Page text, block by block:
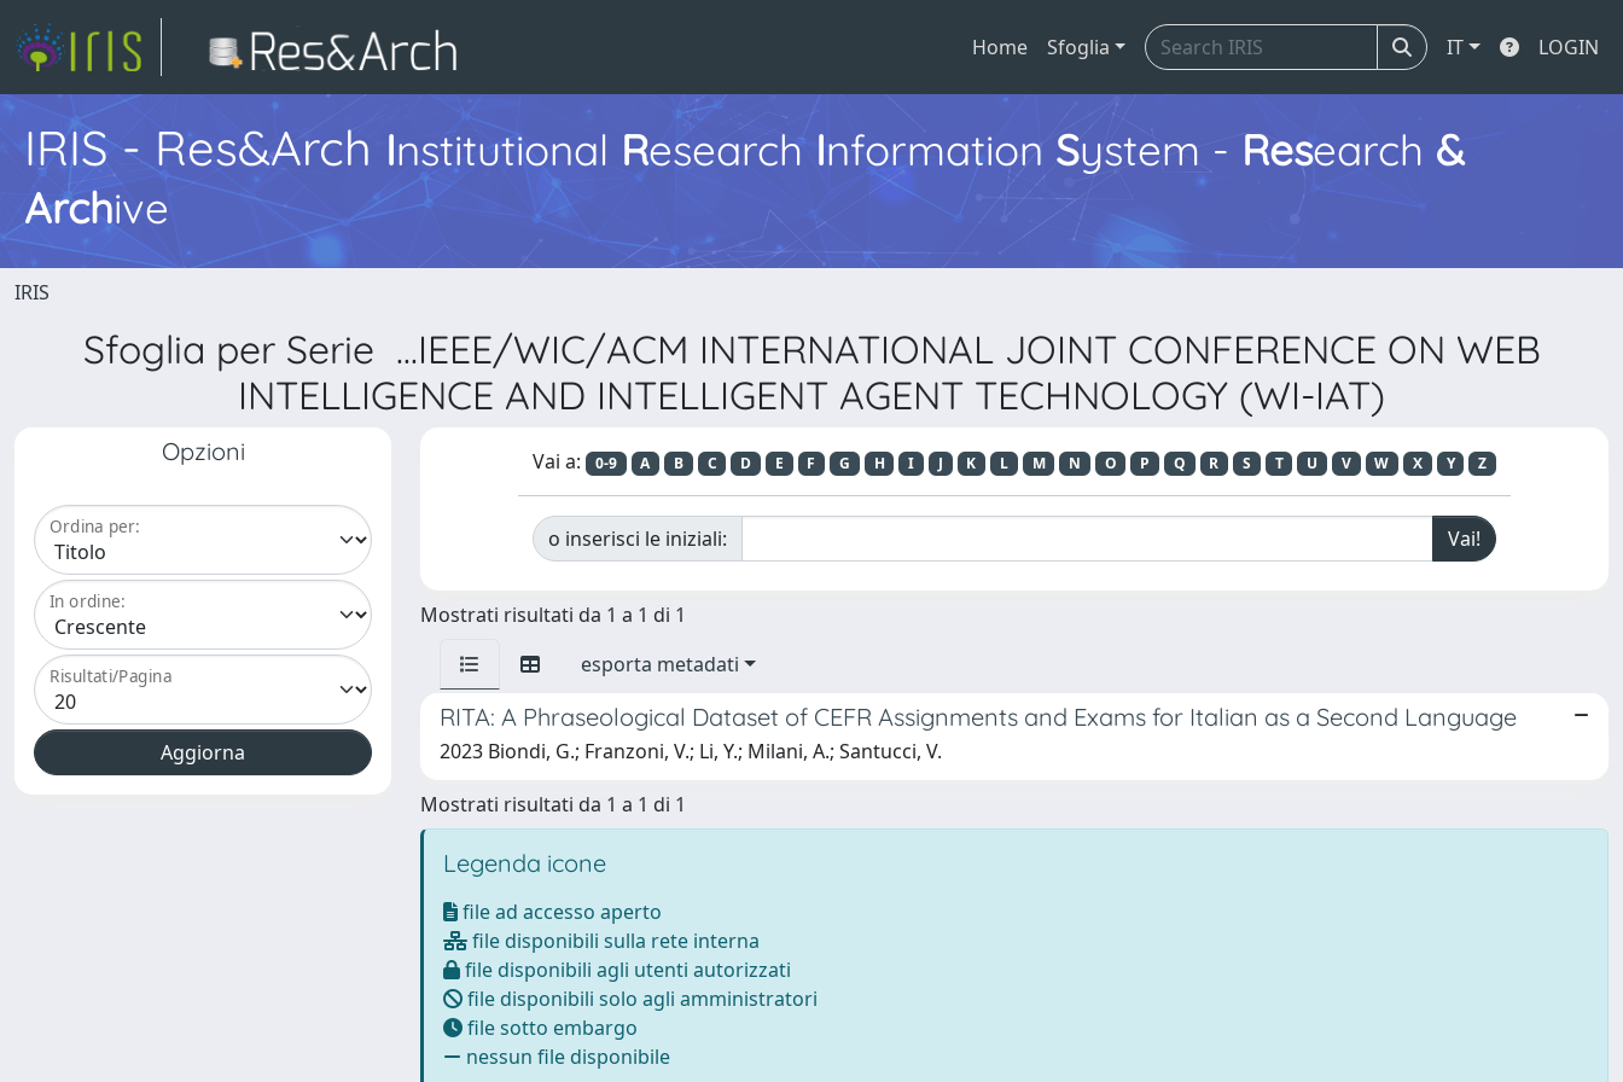
Home Sfoglia IT LOGIN
IRIS - Res&Arch Institutional Research Information System - Research &
Archive
IRIS
Sfoglia per Serie ...IEEE/WIC/ACM INTERNATIONAL JOINT CONFERENCE ON WEB
INTELLIGENCE AND INTELLIGENT AGENT TECHNOLOGY (WI-IAT)
Opzioni
Ordina per:
In ordine:
Risultati/Pagina
Vai a: 0-9 A B C D E F G H I J K L M N O P Q R S T U V W X Y Z
o inserisci le iniziali:
Mostrati risultati da 1 a 1 di 1
esporta metadati
RITA: A Phraseological Dataset of CEFR Assignments and Exams for Italian as a Second Language
2023 Biondi, G.; Franzoni, V.; Li, Y.; Milani, A.; Santucci, V.
Mostrati risultati da 1 a 1 di 1
Legenda icone
file ad accesso aperto
file disponibili sulla rete interna
file disponibili agli utenti autorizzati
file disponibili solo agli amministratori
file sotto embargo
nessun file disponibile